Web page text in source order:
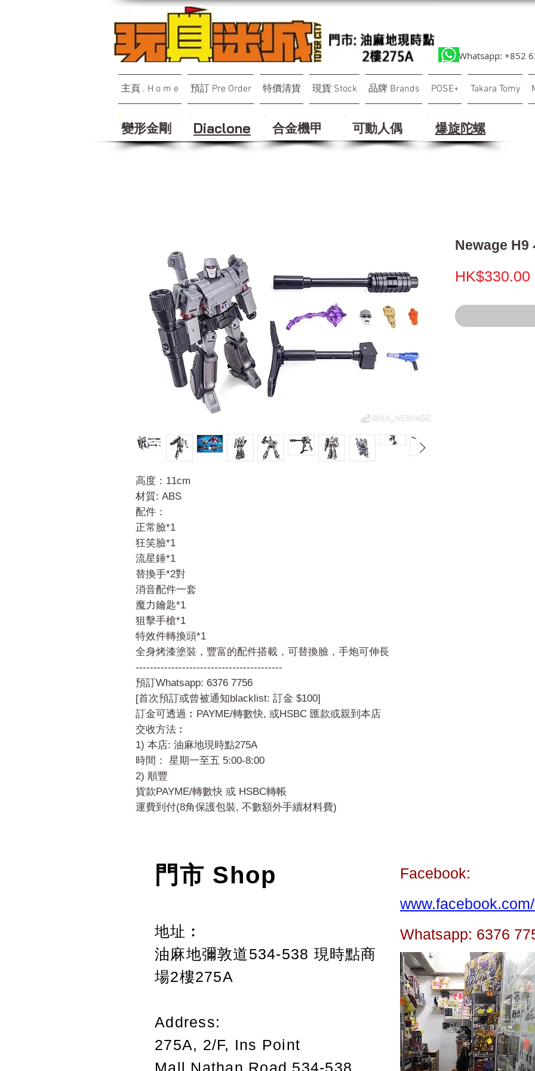
Whatsapp: +852
主頁 . H o m e 預訂 Pre Order 特價清貨 現貨 Stock 品牌 Brands POSE+ Takara Tomy
變形金剛 Diaclone 合金機甲 可動人偶 ​爆旋陀螺
高度：11cm
材質: ABS
配件：
正常臉*1
狂笑臉*1
流星錘*1
替換手*2對
消音配件一套
魔力鑰匙*1
狙擊手槍*1
特效件轉換頭*1
全身烤漆塗裝，豐富的配件搭載，可替換臉，手炮可伸長
-----------------------------------------
預訂Whatsapp: 6376 7756
[首次預訂或曾被通知blacklist: 訂金 $100]
訂金可透過︰PAYME/轉數快, 或HSBC 匯款或親到本店
交收方法︰
1) 本店: 油麻地現時點275A
時間： 星期一至五 5:00-8:00
2) 順豐
貨款PAYME/轉數快 或 HSBC轉帳
運費到付(8角保護包裝, 不數額外手續材料費)
Newage H9
HK$330.00
門市 Shop
地址︰
油麻地彌敦道534-538 現時點商
場2樓275A
Address:
275A, 2/F, Ins Point
Mall,Nathan Road 534-538,
Facebook:
Whatsapp: 6376